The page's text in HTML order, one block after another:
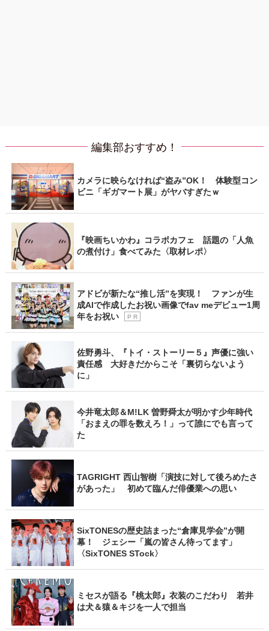
編集部おすすめ！
カメラに映らなければ“盗み”OK！ 体験型コン
ビニ「ギガマート展」がヤバすぎたｗ
『映画ちいかわ』コラボカフェ 話題の「人魚
の煮付け」食べてみた〈取材レポ〉
アドビが新たな“推し活”を実現！ ファンが生
成AIで作成したお祝い画像でfav meデビュー1周
年をお祝い
P R
佐野勇斗、『トイ・ストーリー５』声優に強い
責任感 大好きだからこそ「裏切らないよう
に」
今井竜太郎＆M!LK 曽野舜太が明かす少年時代
「おまえの罪を数えろ！」って誰にでも言って
た
TAGRIGHT 西山智樹「演技に対して後ろめたさ
があった」 初めて臨んだ俳優業への思い
SixTONESの歴史詰まった“倉庫見学会”が開
幕！ ジェシー「嵐の皆さん待ってます」
〈SixTONES STock〉
ミセスが語る『桃太郎』衣装のこだわり 若井
は犬＆猿＆キジを一人で担当